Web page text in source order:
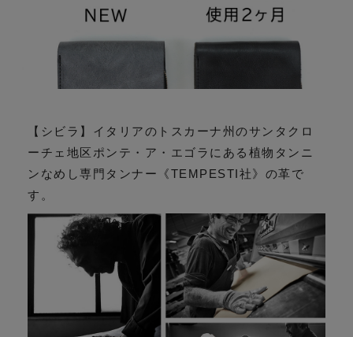
【シビラ】イタリアのトスカーナ州のサンタクロ
ーチェ地区ポンテ・ア・エゴラにある植物タンニ
ンなめし専門タンナー《TEMPESTI社》の革で
す。